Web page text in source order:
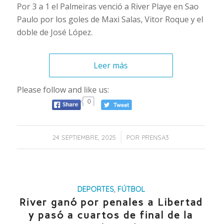
Por 3 a 1 el Palmeiras venció a River Playe en Sao
Paulo por los goles de Maxi Salas, Vitor Roque y el
doble de José López.
Leer más
Please follow and like us:
0
24 SEPTIEMBRE, 2025
/ POR PRENSA3
DEPORTES, FÚTBOL
River ganó por penales a Libertad
y pasó a cuartos de final de la